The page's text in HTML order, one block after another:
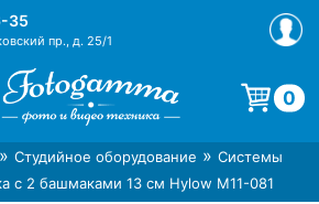
35
пр., д. 25/1
Интернет-магазин фототехники
Foto-Gamma в СПб
Магазин фотоаксессуаров foto-
gamma.ru
0
Корзина пуста.
» Студийное оборудование » Системы
с 2 башмаками 13 см Hylow M11-081